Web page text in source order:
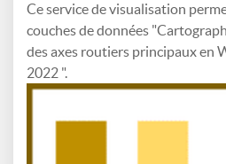
Ce service de visualisation
couches de données
des axes routiers principaux en
2022 ".